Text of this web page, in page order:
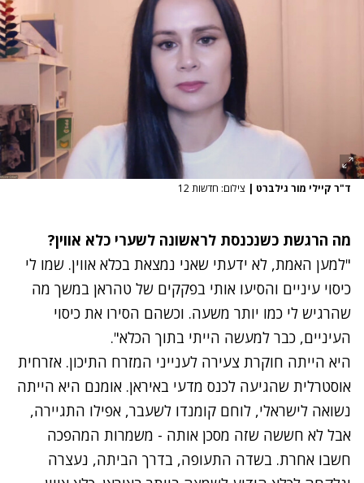
ד"ר קיילי מור גילברט | צילום: חדשות 12
מה הרגשת כשנכנסת לראשונה לשערי כלא אווין?
"למען האמת, לא ידעתי שאני נמצאת בכלא אווין. שמו לי
כיסוי עיניים והסיעו אותי בפקקים של טהראן במשך מה
שהרגיש לי כמו יותר משעה. וכשהם הסירו את כיסוי
העיניים, כבר למעשה הייתי בתוך הכלא".
היא הייתה חוקרת צעירה לענייני המזרח התיכון. אזרחית
אוסטרלית שהגיעה לכנס מדעי באיראן. אומנם היא הייתה
נשואה לישראלי, לוחם קומנדו לשעבר, אפילו התגיירה,
אבל לא חששה שזה מסכן אותה - משמרות המהפכה
חשבו אחרת. בשדה התעופה, בדרך הביתה, נעצרה